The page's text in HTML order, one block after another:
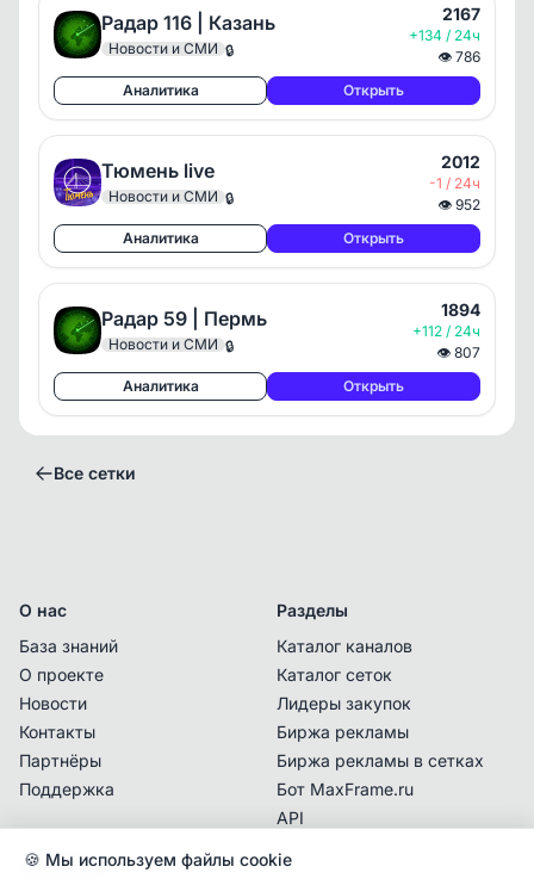
Радар 116 | Казань
Новости и СМИ 🔒
2167
+134 / 24ч
👁 786
Аналитика
Открыть
Тюмень live
Новости и СМИ 🔒
2012
-1 / 24ч
👁 952
Аналитика
Открыть
Радар 59 | Пермь
Новости и СМИ 🔒
1894
+112 / 24ч
👁 807
Аналитика
Открыть
Все сетки
Владелец сетки с данным контактом
О нас
База знаний
О проекте
Новости
Контакты
Партнёры
Поддержка
Разделы
Каталог каналов
Каталог сеток
Лидеры закупок
Биржа рекламы
Биржа рекламы в сетках
Бот MaxFrame.ru
API
Документы
🍪 Мы используем файлы cookie